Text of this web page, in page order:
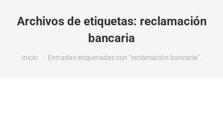
Archivos de etiquetas: reclamación
bancaria
Estás aquí:
Inicio Entradas etiquetadas con "reclamación bancaria".